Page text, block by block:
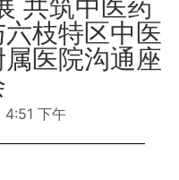
共筑中医药
枝特区中医
医院沟通座
4:51 下午